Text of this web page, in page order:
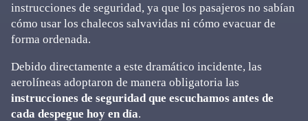
instrucciones de seguridad, ya que los pasajeros no sabían
cómo usar los chalecos salvavidas ni cómo evacuar de
forma ordenada.
Debido directamente a este dramático incidente, las
aerolíneas adoptaron de manera obligatoria las
instrucciones de seguridad que escuchamos antes de
cada despegue hoy en día.